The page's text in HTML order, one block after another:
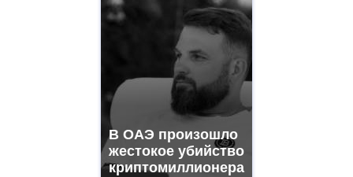
В ОАЭ произошло
жестокое убийство
криптомиллионера